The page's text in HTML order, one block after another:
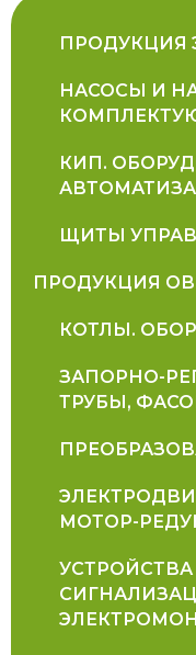
ПРОДУКЦИЯ
НАСОСЫ И
КИП.
ЩИТЫ
ПРОДУКЦИЯ
КОТЛЫ.
ЗАПОРНО-
ТРУБЫ,
МОТОР-